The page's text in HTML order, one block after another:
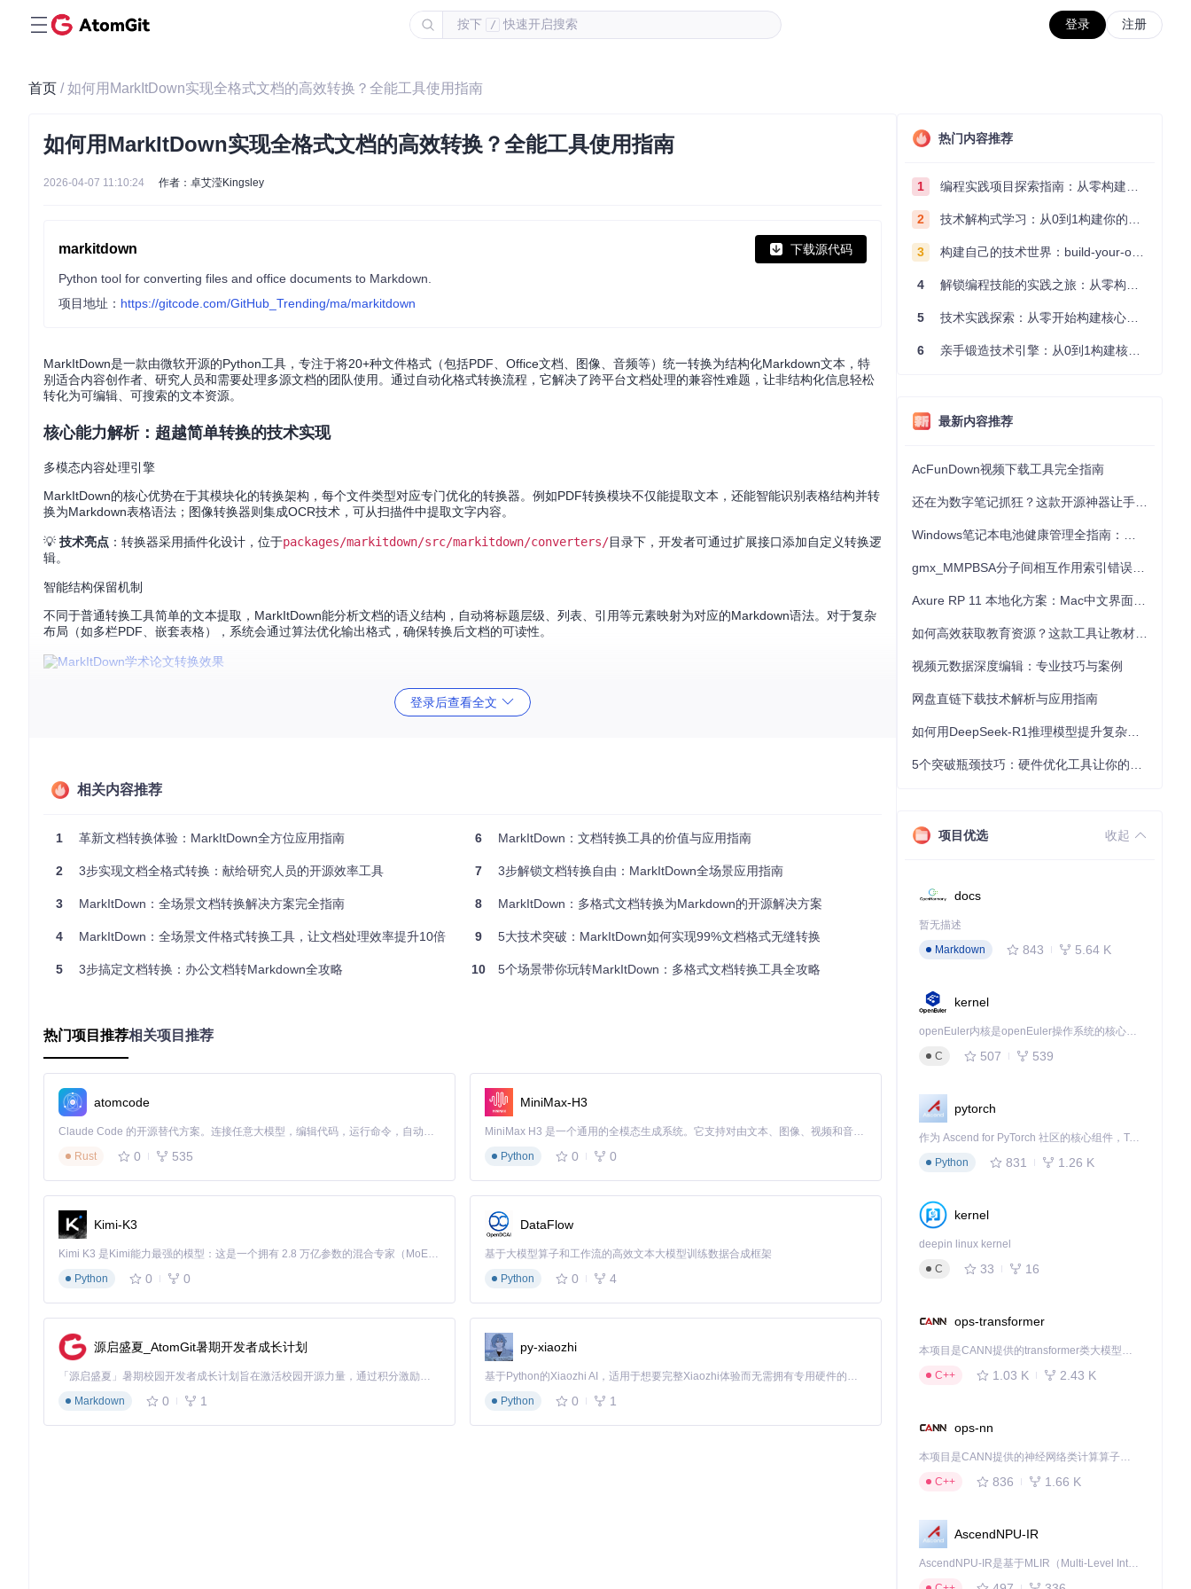
按下 / 快速开启搜索 登录 注册
首页 / 如何用MarkItDown实现全格式文档的高效转换？全能工具使用指南
如何用MarkItDown实现全格式文档的高效转换？全能工具使用指南
2026-04-07 11:10:24 作者：卓艾滢Kingsley
markitdown 下载源代码
Python tool for converting files and office documents to Markdown.
项目地址： https://gitcode.com/GitHub_Trending/ma/markitdown
MarkItDown是一款由微软开源的Python工具，专注于将20+种文件格式（包括PDF、Office文档、图像、音频等）统一转换为结构化Markdown文本，特
别适合内容创作者、研究人员和需要处理多源文档的团队使用。通过自动化格式转换流程，它解决了跨平台文档处理的兼容性难题，让非结构化信息轻松
转化为可编辑、可搜索的文本资源。
核心能力解析：超越简单转换的技术实现
多模态内容处理引擎
MarkItDown的核心优势在于其模块化的转换架构，每个文件类型对应专门优化的转换器。例如PDF转换模块不仅能提取文本，还能智能识别表格结构并转
换为Markdown表格语法；图像转换器则集成OCR技术，可从扫描件中提取文字内容。
💡 技术亮点 ：转换器采用插件化设计，位于packages/markitdown/src/markitdown/converters/目录下，开发者可通过扩展接口添加自定义转换逻
辑。
智能结构保留机制
不同于普通转换工具简单的文本提取，MarkItDown能分析文档的语义结构，自动将标题层级、列表、引用等元素映射为对应的Markdown语法。对于复杂
布局（如多栏PDF、嵌套表格），系统会通过算法优化输出格式，确保转换后文档的可读性。
图1：展示了学术论文经MarkItDown转换后的结构保留效果，包括标题层级、图表说明和引用格式的完整转换
场景：需要将多篇PDF论文转换为统一格式进行文献综述
执行批量转换命令：
markitdown ./research_papers -o ./markdown_notes
使用Markdown编辑器合并关键内容并添加批注
功能说明：音频转录+PPT内容提取+时间戳同步
再处理音频文件生成文字记录：
markitdown meeting_recording.mp3 -o transcription.md
最后手动整合两份文档，添加对应时间戳
效率提升技巧：掌握这些功能事半功倍
通过创建
{
"pdf":
"include_images": true
},
"image"
"ocr_language": "eng+chi_sim"
}
登录后查看全文
相关内容推荐
1 革新文档转换体验：MarkItDown全方位应用指南
2 3步实现文档全格式转换：献给研究人员的开源效率工具
3 MarkItDown：全场景文档转换解决方案完全指南
4 MarkItDown：全场景文件格式转换工具，让文档处理效率提升10倍
5 3步搞定文档转换：办公文档转Markdown全攻略
6 MarkItDown：文档转换工具的价值与应用指南
7 3步解锁文档转换自由：MarkItDown全场景应用指南
8 MarkItDown：多格式文档转换为Markdown的开源解决方案
9 5大技术突破：MarkItDown如何实现99%文档格式无缝转换
10 5个场景带你玩转MarkItDown：多格式文档转换工具全攻略
热门项目推荐相关项目推荐
atomcode
Claude Code 的开源替代方案。连接任意大模型，编辑代码，运行命令，自动验证 — 全自动执行。用 Rust 构建，极致性能。 ｜ An open-source alternative to Claude Code. Connect any LLM, edit code, run commands, and verify changes — autonomously. Built in Rust for speed. Get Started
Rust
0 535
MiniMax-H3
MiniMax H3 是一个通用的全模态生成系统。它支持对由文本、图像、视频和音频组成的多模态上下文进行统一理解，并能生成分辨率高达 2K、时长可达 15 秒的带原生立体声音频的视频。得益于面向任务泛化的系统设计，H3 在预训练阶段就已具备广泛的多模态上下文理解与生成能力，能够出色地执行复杂的多模态指令。
Python
0 0
Kimi-K3
Kimi K3 是Kimi能力最强的模型：这是一个拥有 2.8 万亿参数的混合专家（MoE）模型，具备原生视觉理解能力，并支持 100 万 token 的上下文窗口。
Python
0 0
DataFlow
基于大模型算子和工作流的高效文本大模型训练数据合成框架
Python
0 4
源启盛夏_AtomGit暑期开发者成长计划
「源启盛夏」暑期校园开发者成长计划旨在激活校园开源力量，通过积分激励、认证扶持、资源倾斜等形式，引导高校组织和开发者完成「入驻 — 建项目 — 做贡献 — 获认证 — 得资源」的完整闭环。无论你是想带领社团入驻平台的组织者，还是希望用代码贡献证明自己的开发者，都能在这里找到属于你的成长路径。
Markdown
0 1
py-xiaozhi
基于Python的Xiaozhi AI，适用于想要完整Xiaozhi体验而无需拥有专用硬件的用户。
Python
0 1
热门内容推荐
1 编程实践项目探索指南：从零构建技术能力体系
2 技术解构式学习：从0到1构建你的编程知识体系
3 构建自己的技术世界：build-your-own-x项目的实践探索指南
4 解锁编程技能的实践之旅：从零构建你的技术世界
5 技术实践探索：从零开始构建核心系统的实践指南
6 亲手锻造技术引擎：从0到1构建核心系统的实践指南
最新内容推荐
AcFunDown视频下载工具完全指南
视频元数据深度编辑：专业技巧与案例
网盘直链下载技术解析与应用指南
项目优选 收起
docs
暂无描述
Markdown
843 5.64 K
kernel
openEuler内核是openEuler操作系统的核心，既是系统性能与稳定性的基石，也是连接处理器、设备与服务的桥梁。
C
507 539
pytorch
作为 Ascend for PyTorch 社区的核心组件，TorchNPU 是昇腾专为 PyTorch 打造的深度学习适配插件，使 PyTorch 框架能够直接调用昇腾 NPU，为开发者提供昇腾 AI 处理器的超强算力。
Python
831 1.26 K
kernel
deepin linux kernel
C
33 16
ops-transformer
本项目是CANN提供的transformer类大模型算子库，实现网络在NPU上加速计算。
C++
1.03 K 2.43 K
ops-nn
本项目是CANN提供的神经网络类计算算子库，实现网络在NPU上加速计算。
C++
836 1.66 K
AscendNPU-IR
AscendNPU-IR是基于MLIR（Multi-Level Intermediate Representation）构建的，面向昇腾亲和算子编译时使用的中间表示，提供昇腾完备表达能力，通过编译优化提升昇腾AI处理器计算效率，支持通过生态框架使能昇腾AI处理器与深度调优